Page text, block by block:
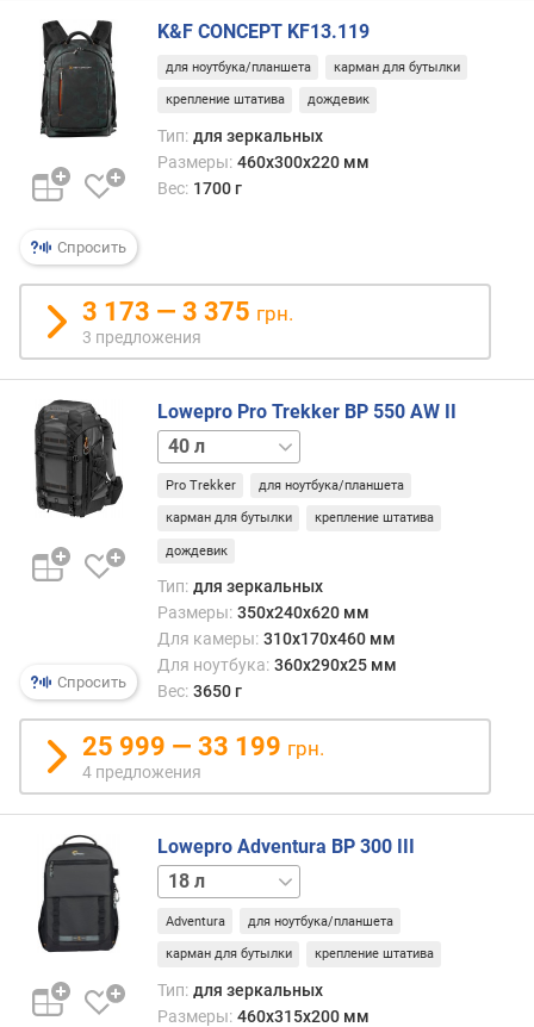
д
е
л
е
н
и
я
(
т
)
Спросить
K&F CONCEPT KF13.119
для ноутбука/планшета карман для бутылки
крепление штатива дождевик
Тип: для зеркальных
Размеры: 460x300x220 мм
Вес: 1700 г
3 173 — 3 375 грн.
3 предложения
Спросить
Lowepro Pro Trekker BP 550 AW II
43 л
Pro Trekker для ноутбука/планшета
карман для бутылки крепление штатива
дождевик
Тип: для зеркальных
Размеры: 350x240x620 мм
Для камеры: 310x170x460 мм
Для ноутбука: 360x290x25 мм
Вес: 3650 г
25 999 — 33 199 грн.
4 предложения
Lowepro Adventura BP 300 III
11 л
Adventura для ноутбука/планшета
карман для бутылки крепление штатива
Тип: для зеркальных
Размеры: 460x315x200 мм